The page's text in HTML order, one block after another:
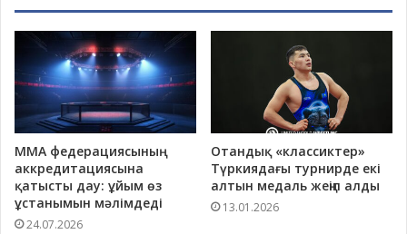
ММА федерациясының
аккредитациясына
қатысты дау: ұйым өз
ұстанымын мәлімдеді
24.07.2026
Отандық «классиктер»
Түркиядағы турнирде екі
алтын медаль жеңіп алды
13.01.2026